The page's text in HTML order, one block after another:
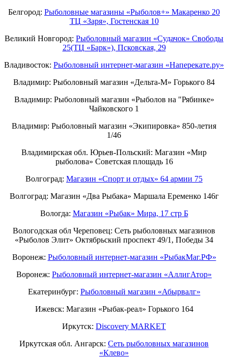
Белгород: Рыболовные магазины «Рыболов+» Макаренко 20
ТЦ «Заря», Гостенская 10
Великий Новгород: Рыболовный магазин «Судачок» Свободы
25(ТЦ «Барк»), Псковская, 29
Владивосток: Рыболовный интернет-магазин «Наперекате.ру»
Владимир: Рыболовный магазин «Дельта-М» Горького 84
Владимир: Рыболовный магазин «Рыболов на "Рябинке»
Чайковского 1
Владимир: Рыболовный магазин «Экипировка» 850-летия
1/46
Владимирская обл. Юрьев-Польский: Магазин «Мир
рыболова» Советская площадь 16
Волгоград: Магазин «Спорт и отдых» 64 армии 75
Волгоград: Магазин «Два Рыбака» Маршала Еременко 146г
Вологда: Магазин «Рыбак» Мира, 17 стр Б
Вологодская обл Череповец: Сеть рыболовных магазинов
«Рыболов Элит» Октябрьский проспект 49/1, Победы 34
Воронеж: Рыболовный интернет-магазин «РыбакМаг.РФ»
Воронеж: Рыболовный интернет-магазин «АллигАтор»
Екатеринбург: Рыболовный магазин «Абырвалг»
Ижевск: Магазин «Рыбак-реал» Горького 164
Иркутск: Discovery MARKET
Иркутская обл. Ангарск: Сеть рыболовных магазинов
«Клево»